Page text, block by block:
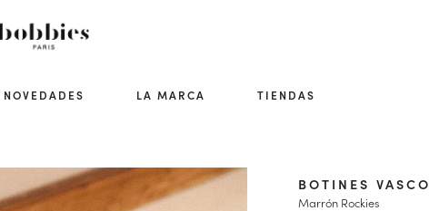
NOVEDADES LA MARCA TIENDAS
BOTINES VASCO
Marrón Rockies